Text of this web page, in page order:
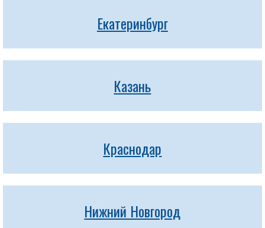
Екатеринбург
Казань
Краснодар
Нижний Новгород